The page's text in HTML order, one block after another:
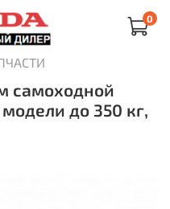
0
самоходной
до 350 кг,